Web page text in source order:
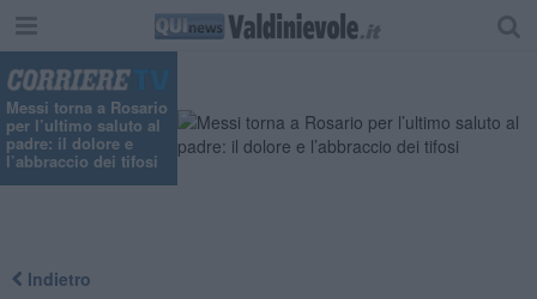
Messi torna a Rosario
per l’ultimo saluto al
padre: il dolore e
l’abbraccio dei tifosi
Indietro